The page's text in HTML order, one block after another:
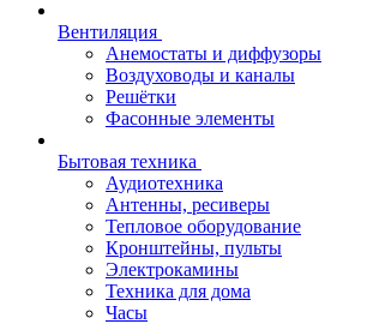
Вентиляция
Анемостаты и диффузоры
Воздуховоды и каналы
Решётки
Фасонные элементы
Бытовая техника
Аудиотехника
Антенны, ресиверы
Тепловое оборудование
Кронштейны, пульты
Электрокамины
Техника для дома
Часы